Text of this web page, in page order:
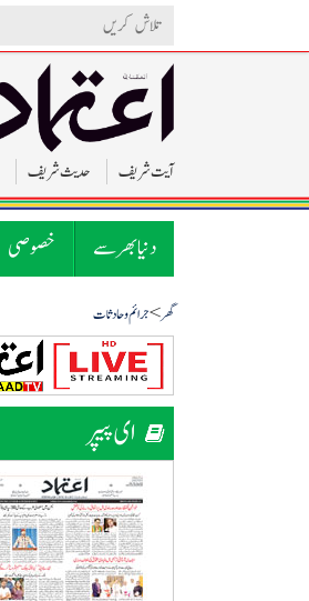
آیت شریف حدیث شریف
دنیا بھر سے خصوصی
گھر>جرائم و حادثات
ای پیپر